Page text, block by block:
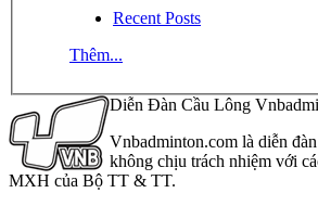
Recent Posts
Thêm...
Diễn Đàn Cầu Lông
Vnbadminton.com là diễn
không chịu trách nhiệm với
MXH của Bộ TT & TT.